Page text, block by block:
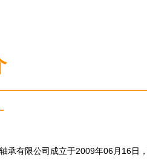
承有限公司成立于2009年06月16日